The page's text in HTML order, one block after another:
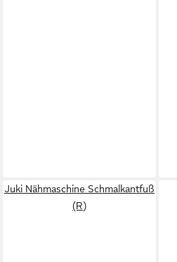
Juki Nähmaschine Schmalkantfuß
(R)